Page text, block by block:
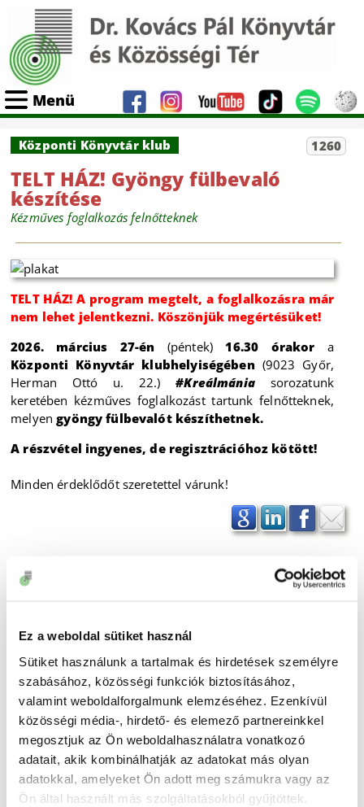
Ez a weboldal sütiket használ
Sütiket használunk a tartalmak és hirdetések személyre
szabásához, közösségi funkciók biztosításához,
valamint weboldalforgalmunk elemzéséhez. Ezenkívül
közösségi média-, hirdető- és elemező partnereinkkel
megosztjuk az Ön weboldalhasználatra vonatkozó
adatait, akik kombinálhatják az adatokat más olyan
adatokkal, amelyeket Ön adott meg számukra vagy az
Ön által használt más szolgáltatásokból gyűjtöttek.
Menü
1260
Központi Könyvtár klub
TELT HÁZ! Gyöngy fülbevaló
készítése
Kézműves foglalkozás felnőtteknek
TELT HÁZ! A program megtelt, a foglalkozásra már
nem lehet jelentkezni. Köszönjük megértésüket!
2026. március 27-én (péntek)16.30 órakor a
Központi Könyvtár klubhelyiségében(9023 Győr,
Herman Ottó u. 22.)#Kreálmániasorozatunk
keretében kézműves foglalkozást tartunk felnőtteknek,
melyengyöngy fülbevalót készíthetnek.
A részvétel ingyenes, de regisztrációhoz kötött!
Minden érdeklődőt szeretettel várunk!